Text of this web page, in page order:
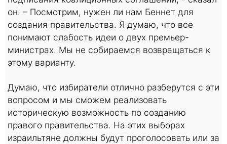
он. – Посмотрим, нужен ли нам Беннет для
создания правительства. Я думаю, что все
понимают слабость идеи о двух премьер-
министрах. Мы не собираемся возвращаться к
этому варианту.
Думаю, что избиратели отлично разберутся с эти
вопросом и мы сможем реализовать
историческую возможность по созданию
правого правительства. На этих выборах
израильтяне должны будут проголосовать или за